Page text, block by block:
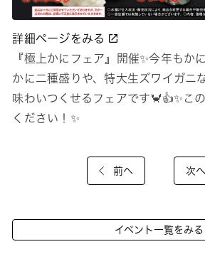
詳細ページをみる
『極上かにフェア』開催✨今年もか
かに二種盛りや、特大生ズワイガニ
味わいつくせるフェアです🦀👍✨こ
ください！✨
前へ 次へ
イベント一覧をみる